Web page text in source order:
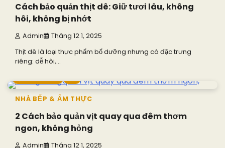
Cách bảo quản thịt dê: Giữ tươi lâu, không
hôi, không bị nhớt
Admin Tháng 12 1, 2025
Thịt dê là loại thực phẩm bổ dưỡng nhưng có đặc trưng
riêng: dễ hôi,…
NHÀ BẾP & ẨM THỰC
2 Cách bảo quản vịt quay qua đêm thơm
ngon, không hỏng
Admin Tháng 12 1, 2025